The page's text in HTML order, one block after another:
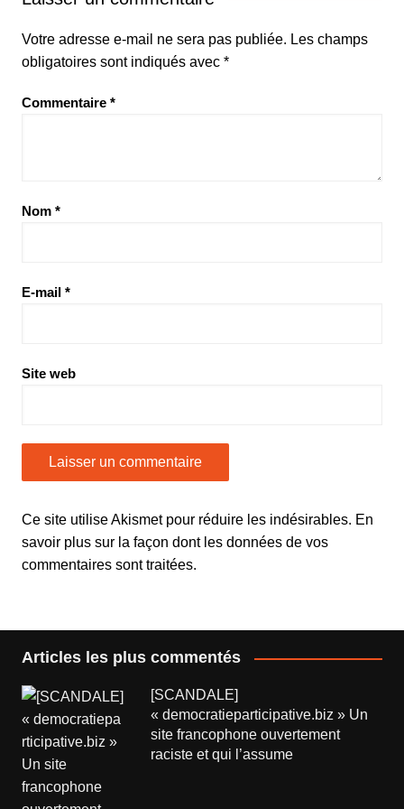
Votre adresse e-mail ne sera pas publiée. Les champs
obligatoires sont indiqués avec *
Commentaire *
Nom *
E-mail *
Site web
Ce site utilise Akismet pour réduire les indésirables. En
savoir plus sur la façon dont les données de vos
commentaires sont traitées.
Articles les plus commentés
[SCANDALE]
« democratieparticipative.biz » Un
site francophone ouvertement
raciste et qui l’assume